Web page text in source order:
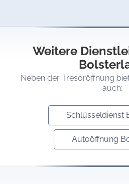
Weitere
Neben der Tresoröffnung
auch:
Schlüsseldienst
Autoöffnung